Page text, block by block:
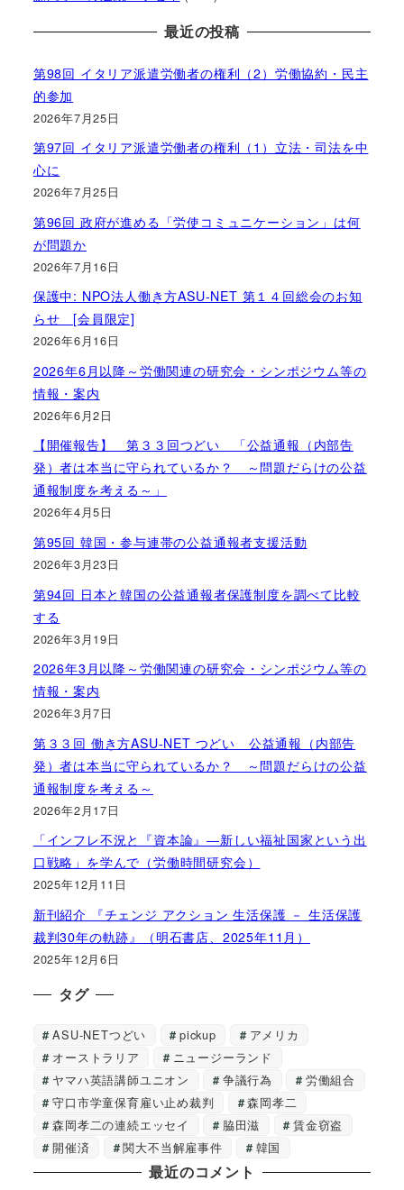
最近の投稿
第98回 イタリア派遣労働者の権利（2）労働協約・民主
的参加
2026年7月25日
第97回 イタリア派遣労働者の権利（1）立法・司法を中
心に
2026年7月25日
第96回 政府が進める「労使コミュニケーション」は何
が問題か
2026年7月16日
保護中: NPO法人働き方ASU-NET 第１４回総会のお知
らせ [会員限定]
2026年6月16日
2026年6月以降～労働関連の研究会・シンポジウム等の
情報・案内
2026年6月2日
【開催報告】 第３３回つどい 「公益通報（内部告
発）者は本当に守られているか？ ～問題だらけの公益
通報制度を考える～」
2026年4月5日
第95回 韓国・参与連帯の公益通報者支援活動
2026年3月23日
第94回 日本と韓国の公益通報者保護制度を調べて比較
する
2026年3月19日
2026年3月以降～労働関連の研究会・シンポジウム等の
情報・案内
2026年3月7日
第３３回 働き方ASU-NET つどい 公益通報（内部告
発）者は本当に守られているか？ ～問題だらけの公益
通報制度を考える～
2026年2月17日
「インフレ不況と『資本論』―新しい福祉国家という出
口戦略」を学んで（労働時間研究会）
2025年12月11日
新刊紹介 『チェンジ アクション 生活保護 － 生活保護
裁判30年の軌跡』（明石書店、2025年11月）
2025年12月6日
タグ
ASU-NETつどい pickup
アメリカ
オーストラリア
ニュージーランド
ヤマハ英語講師ユニオン
争議行為
労働組合
守口市学童保育雇い止め裁判
森岡孝二
森岡孝二の連続エッセイ
脇田滋
賃金窃盗
開催済
関大不当解雇事件 韓国
最近のコメント